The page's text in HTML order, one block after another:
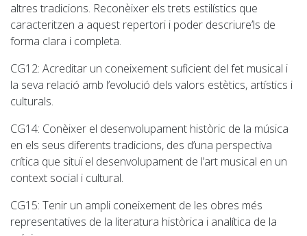
altres tradicions. Reconèixer els trets estilístics que
caracteritzen a aquest repertori i poder descriure’ls de
forma clara i completa.
CG12: Acreditar un coneixement suficient del fet musical i
la seva relació amb l’evolució dels valors estètics, artístics i
culturals.
CG14: Conèixer el desenvolupament històric de la música
en els seus diferents tradicions, des d’una perspectiva
crítica que situï el desenvolupament de l’art musical en un
context social i cultural.
CG15: Tenir un ampli coneixement de les obres més
representatives de la literatura històrica i analítica de la